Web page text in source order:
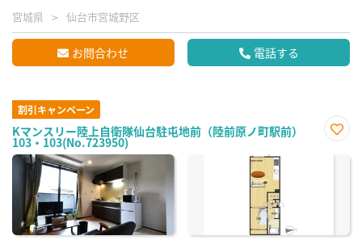
宮城県 仙台市宮城野区
お問合わせ 電話する
割引キャンペーン
Kマンスリー陸上自衛隊仙台駐屯地前（陸前原ノ町駅前）
103・103(No.723950)
に入